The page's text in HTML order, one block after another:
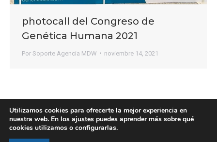
photocall del Congreso de
Genética Humana 2021
Por Soporte Agencia MDW noviembre 14, 2021
Utilizamos cookies para ofrecerte la mejor experiencia en
nuestra web. En los ajustes puedes aprender más sobre qué
cookies utilizamos o configurarlas.